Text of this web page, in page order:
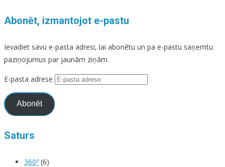
Abonēt, izmantojot e-pastu
Ievadiet savu e-pasta adresi, lai abonētu un pa e-pastu saņemtu
paziņojumus par jaunām ziņām.
E-pasta adrese
Abonēt
Saturs
360º (6)